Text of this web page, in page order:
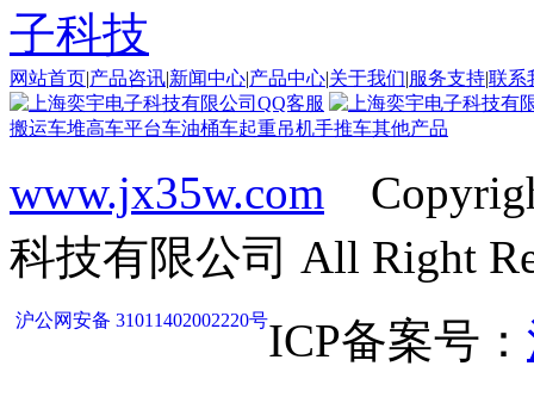
网站首页|产品咨讯|新闻中心|产品中心|关于我们|服务支持|联系
搬运车堆高车平台车油桶车起重吊机手推车其他产品
www.jx35w.com
科技有限公司 All Right
沪公网安备 31011402002220号ICP备案号：